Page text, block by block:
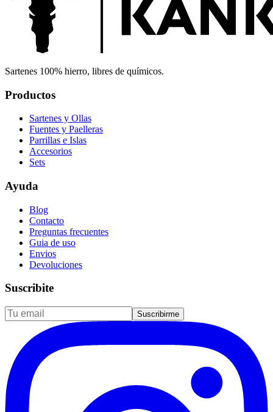
Sartenes 100% hierro, libres de químicos.
Productos
Sartenes y Ollas
Fuentes y Paelleras
Parrillas e Islas
Accesorios
Sets
Ayuda
Blog
Contacto
Preguntas frecuentes
Guia de uso
Envios
Devoluciones
Suscribite
Suscribirme